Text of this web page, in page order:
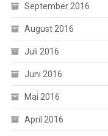
September 2016
August 2016
Juli 2016
Juni 2016
Mai 2016
April 2016